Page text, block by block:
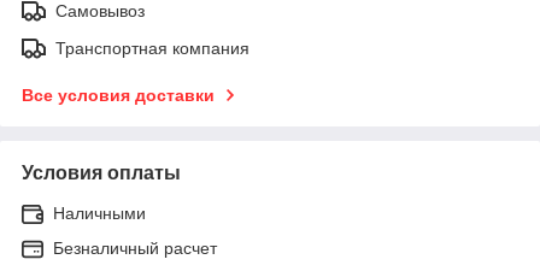
Самовывоз
Транспортная компания
Все условия доставки
Условия оплаты
Наличными
Безналичный расчет